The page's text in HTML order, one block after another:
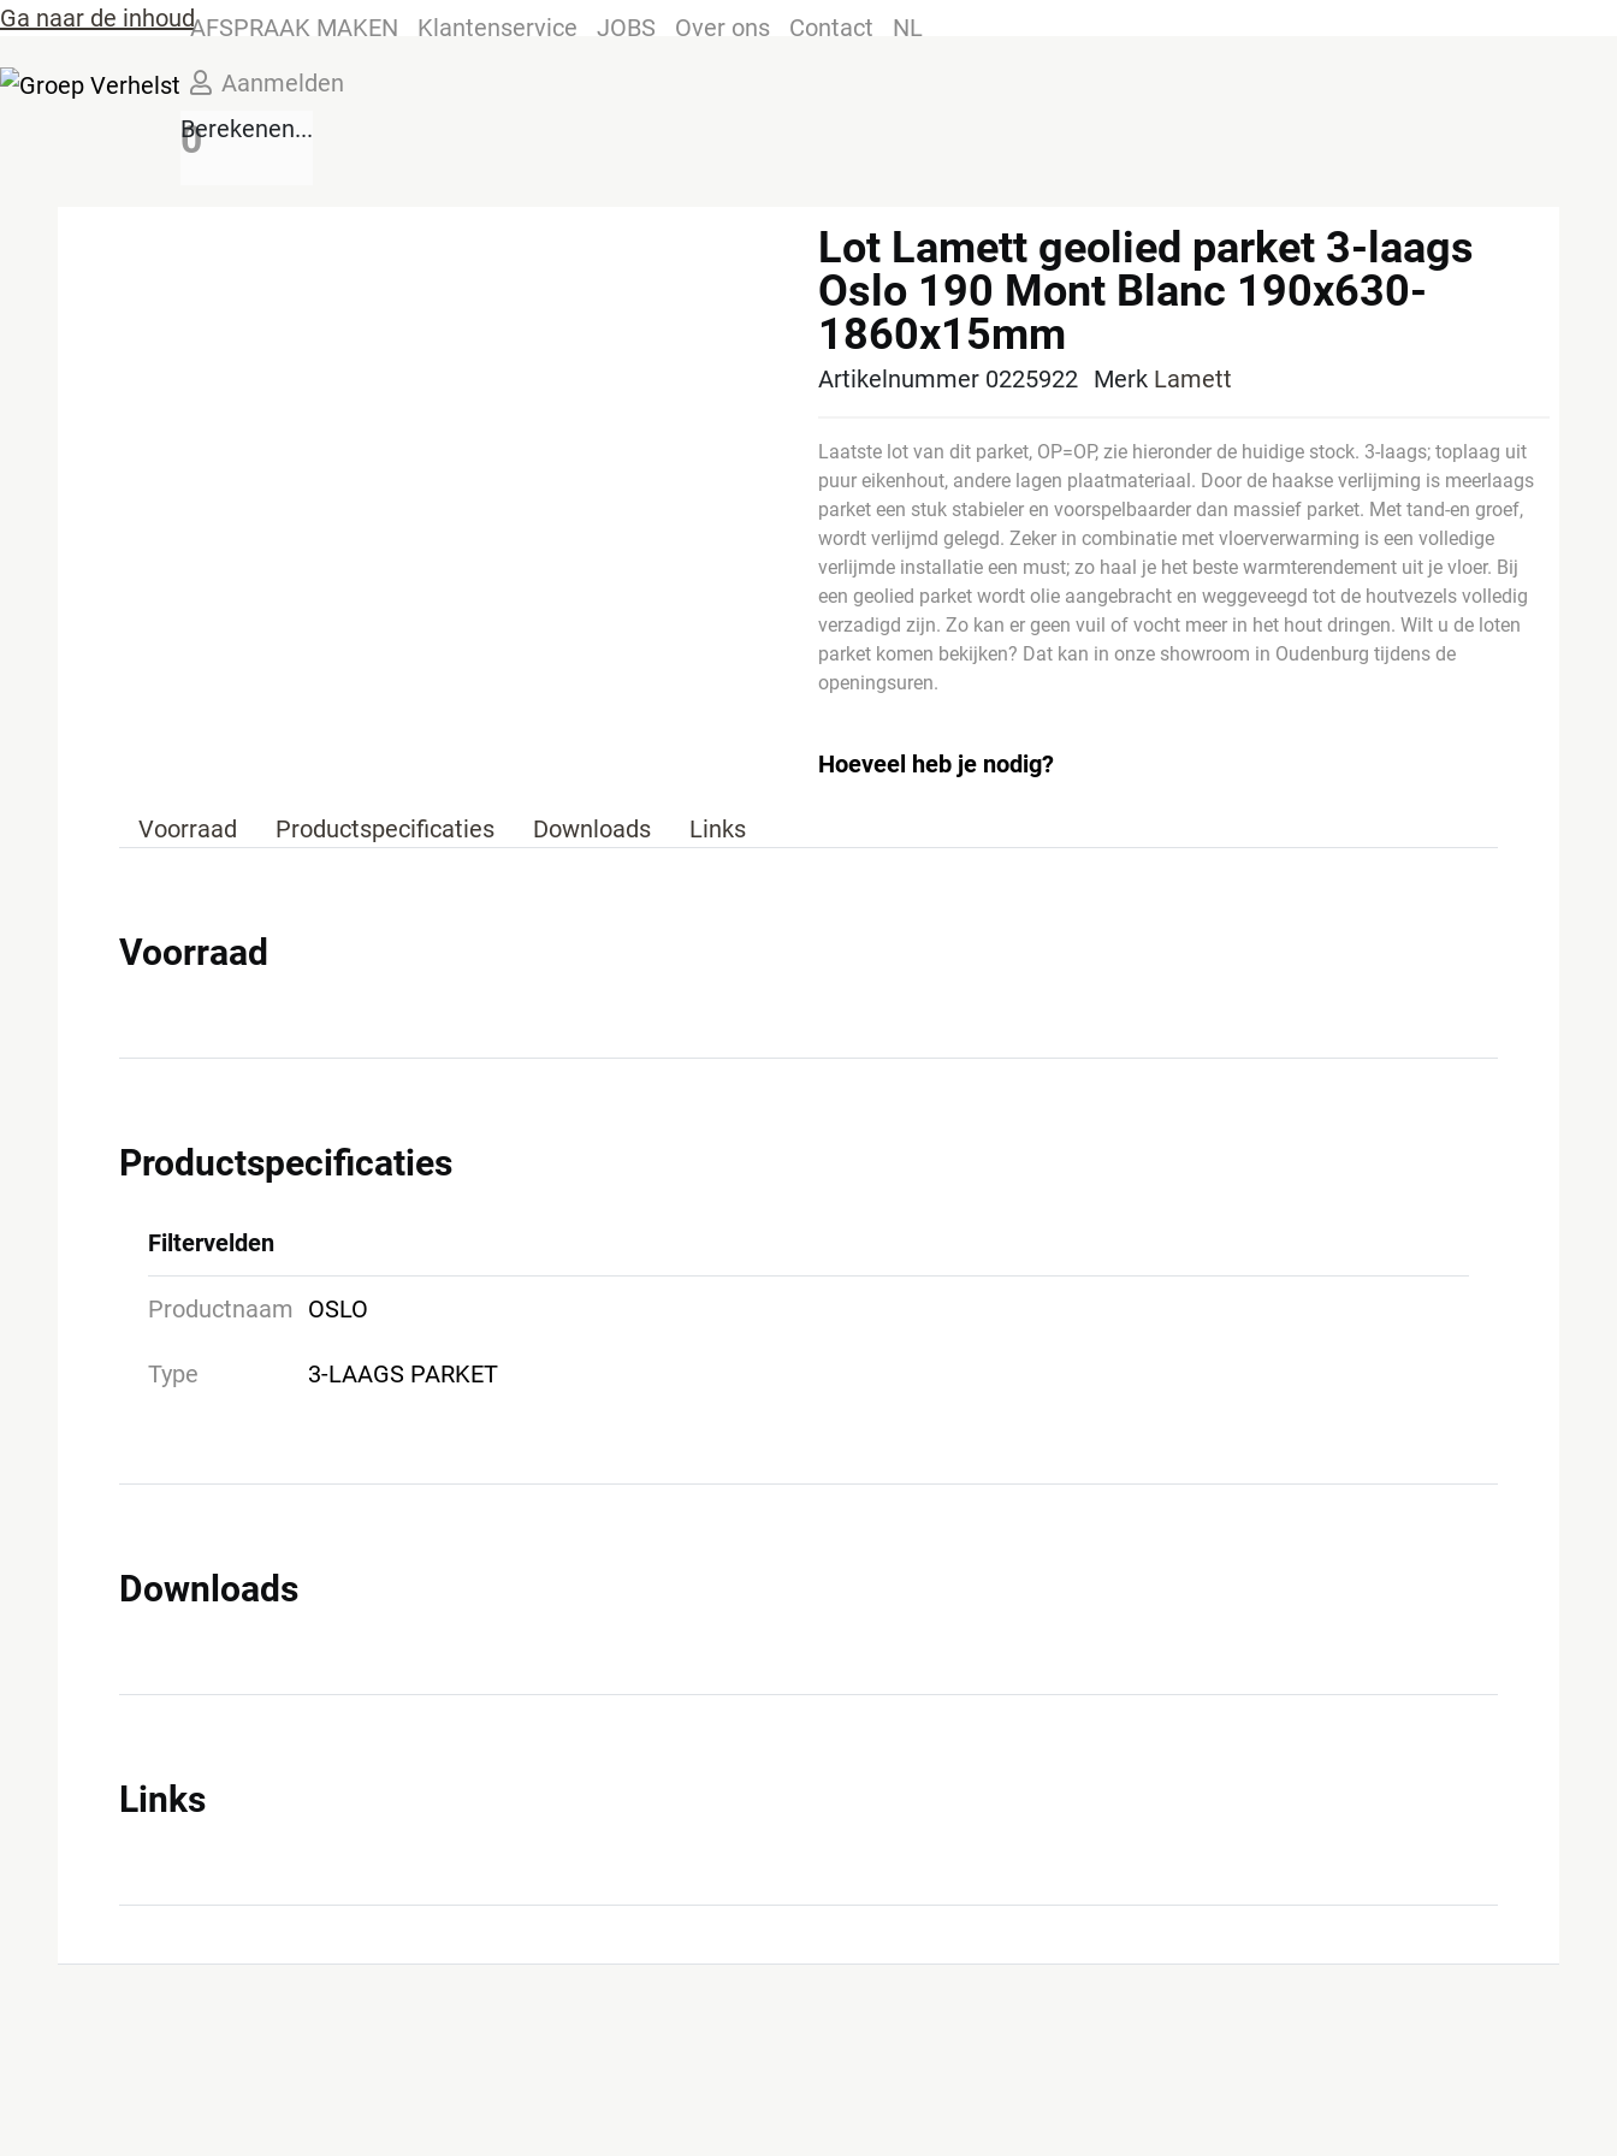
Ga naar de inhoudAFSPRAAK MAKEN Klantenservice JOBS Over ons Contact
NL
Aanmelden
0
Berekenen...
Lot Lamett geolied parket 3-laags
Oslo 190 Mont Blanc 190x630-
1860x15mm
Artikelnummer 0225922 Merk Lamett
Laatste lot van dit parket, OP=OP, zie hieronder de huidige stock. 3-laags; toplaag uit
puur eikenhout, andere lagen plaatmateriaal. Door de haakse verlijming is meerlaags
parket een stuk stabieler en voorspelbaarder dan massief parket. Met tand-en groef,
wordt verlijmd gelegd. Zeker in combinatie met vloerverwarming is een volledige
verlijmde installatie een must; zo haal je het beste warmterendement uit je vloer. Bij
een geolied parket wordt olie aangebracht en weggeveegd tot de houtvezels volledig
verzadigd zijn. Zo kan er geen vuil of vocht meer in het hout dringen. Wilt u de loten
parket komen bekijken? Dat kan in onze showroom in Oudenburg tijdens de
openingsuren.
Hoeveel heb je nodig?
Voorraad Productspecificaties Downloads Links
Voorraad
Productspecificaties
Filtervelden
Productnaam OSLO
Type 3-LAAGS PARKET
Downloads
Links